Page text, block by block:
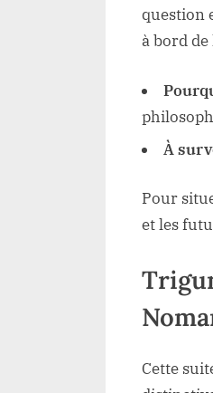
question
à bord de
À
Pour
et les
Cette